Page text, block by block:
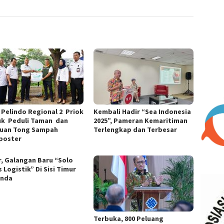
Pelindo Regional 2 Priok
Peduli Taman dan
Tong Sampah
Kembali Hadir “Sea Indonesia
2025”, Pameran Kemaritiman
Terlengkap dan Terbesar
Galangan Baru “Solo
Logistik” Di Sisi Timur
Terbuka, 800 Peluang